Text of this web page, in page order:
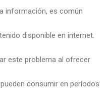
información, es común
disponible en internet.
este problema al ofrecer
consumir en períodos